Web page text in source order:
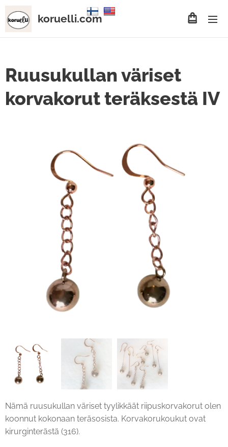
koruelli.com
Ruusukullan väriset
korvakorut teräksestä IV
Nämä ruusukullan väriset tyylikkäät riipuskorvakorut olen
koonnut kokonaan teräsosista. Korvakorukoukut ovat
kirurginterästä (316).